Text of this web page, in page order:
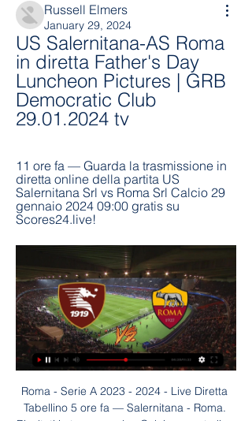
Russell Elmers
January 29, 2024
US Salernitana-AS Roma
in diretta Father's Day
Luncheon Pictures | GRB
Democratic Club
29.01.2024 tv
11 ore fa — Guarda la trasmissione in
diretta online della partita US
Salernitana Srl vs Roma Srl Calcio 29
gennaio 2024 09:00 gratis su
Scores24.live!
Roma - Serie A 2023 - 2024 - Live Diretta Tabellino 5 ore fa — Salernitana - Roma. Risultati in tempo reale · Calciomercato live Us Angri 1927, Us Pollese, Us Scafatese, V.margiotta Trentinara, Valdiano ...

KORTRIJK – Ultimo giorno di preparazione in vista dei Campionati Europei Under 20 Maschili per gli azzurrini di Monica Cresta. Domani alle ore 20, infatti, Recine e compagni faranno il proprio esordio ufficiale contro la Francia a Kortrijk. La rassegna continentale quest’anno si svolgerà dal 14 al 22 luglio in Belgio e Olanda e sarà.

Laura Forgia in lacrime durante la trasmissione di Rai 2 I fatti vostri con Giancarlo Magalli. Dopo tutte le liti con Adriana Volpe (guarda i loro scontri: VIDEO ), che Forgia ha sostituito, però stavolta il conduttore non c’entra. È il regista Michele Guardì a bacchettare i conduttori in diretta per un errore.

Virtus Francavilla-Bari: probabili formazioni delle due squadre Dopo il pari casalingo contro la Reggina, il Bari cerca di conquistare nuovamente i tre punti contro la squadra della Virtus Francavilla, in quello che si preannuncia un derby pugliese ricco di spunti. Ma il Bari deve tornare a vincere se vuole cominciare a pensare al primato, e […]

C’è così chi ha deciso di sospendere lo sciopero e altri che, invece, lo hanno proclamato. È il caso di Fisascat e Filcams con gli operai dell’indotto ex Ilva in prima linea ad incrociare le braccia, per un intero turno di lavoro. Teleregione

Scacco al re: Daniele Capecchi presenta il suo libro alla Volta dei Menchi martedì 21 agosto 21 Agosto 2018 - di Marco Tortelli Trascorso ferragosto, Barga torna ad essere città che legge con un nuovo incontro letterario proposto da “ Il Circolo “, sigla che sintetizza la collaborazione fra Unitre Barga , Cento Lumi , Circolo Acli e Tralerighe , con il patrocinio del Comune di Barga .

Pallacanestro Reggiana - via Martiri della Bettola, 47, 42123 Reggio Nell Emilia - Rated 4.6 based on 52 Reviews "Max, grandissimo e bella gestione della...

Salernitana Vs Roma: risultati in diretta, formazioni e testa Salernitana - Roma (29/01) in Italy Serie A. Ottieni l'anteprima della partita con risultati in diretta, formazioni, statistiche, testa a testa e molto ...

Segui in diretta l’esordio dell’Italia di coach Gianlorenzo Blengini in World Cup. Gli azzurri, che si presentano nel torneo con una formazione sperimentale infarcita di giovani, affrontano il Giappone padrone di casa nella prima giornata della manifestazione.

Europeo U18: l’Italia si sbarazza 82-64 della Russia e vola ai Quarti! 2017-08-02 2017-08-02 Mattia Mastrofini Troppa Italia per la Russia, gli azzurri vincono 82-64.

Oggi 4 ottobre gli alunni dell'ITI LUCARELLI e del LICEO SCIENTIFICO GALILEI di Benevento partecipano. Continua.. 4 ottobre 2019. L’ ITI Lucarelli partecipa all’EXPO-SCIENCES International Abu Dhabi. Il Milset Expo-Sciences International. Questo sito utilizza cookie per fornirti servizi in linea con le tue preferenze.

Sabato sera alle 21,45 Bulgaria e Italia si affronteranno al Vasil Levski Stadium di Sofia per le qualificazioni agli Europei 2016. I precedenti tra le due nazioni sono 17 con gli azzurri che hanno vinto 9 partite segnando un totale di 30 gol. 6 sono invece i pareggi mentre solo 2 i successi dei Bulgari.

La partita tra Slovenia e Repubblica Ceca avrà luogo il 24.01.2018, alle ore 14:00. Luogo di incontro che sembra eccitante è Varaždin Arena . L’incontro ha luogo nell’ambito delle partite di: Campionato europeo, Pallamano. La trasmissione in tv è prevista per il canale ORF Sport Plus, RTL Croatia, Sport 2, MRT 1, TV2, Sport TV5, Sport 1.

Presentato dal Centro Mediterraneo delle Arti e dal MiBact con la collaborazione di Heliconia, Giovedì 8 Marzo presso l’Auditorium Parco della Musica /Sala Petrassi, andrà in scena 50 ANNI E SONO ANCORA MIA, interpretato da Maria Letizia Gorga e scritto e diretto da Pino Ammendola. L’attrice e

Warm up | Salernitana-Roma | Serie A TIM 2023/24 - YouTube YouTube YouTube YouTube Serie A 2 giorni fa 2 giorni fa

Stasera si giocherà Inter-Juventus, alle 20:45, allo stadio Giuseppe Meazza a San Siro. È una partita della settima giornata di Serie A, una delle più attese e tradizionalmente combattute di tutto il campionato.

US Salernitana - AS Roma in diretta - Calcio 14 ago 2022 — La partita tra US Salernitana e AS Roma avrà luogo il 8/14/2022, alle ore 11:45 AM. Luogo di incontro che sembra eccitante è Stadio Arechi .

La Linea 4 prevede un percorso più breve e ferma in stazioni prettamente cittadine. Attraversa il cuore di Valencia trasversalmente e prevede la stazione più vicina al centro storico, Pont de Fusta. Infine, è utilizzata dai turisti che voglio andare lungo le spiagge.

US Salernitana - Roma: Oggi in diretta streaming e TV US Salernitana vs. Roma è un evento imminente di Calcio che avrà luogo il giorno 27 gen alle ore 17:30. Dettagli dell'evento.

bikkembergs fossombr. - olympia agnonese cesenatico chimicart - luco canistro civitanovese - santegidiese forli dilettantistica - santarcangelo miglianico - atletico trivento renato curi angolana - jesina rimini 1912 - bojano sambenedettese 2009 - real rimini teramo - recanatese venafro - atessa val di sangro. 9 gennaio 2011 ore 14.30

Forte del 2-1 conquistato in rimonta nel match d’andata giocato all’Amsterdam ArenA, in una gara in realtà dominata in lungo e in largo dall’Ajax, il Real Madrid ritrova gli olandesi nella gara di ritorno degli ottavi di finale di Champions League. In palio c’è l’accesso ai quarti di finale della competizione e, di conseguenza, all.

In linea di massima questi servizi richiedono la sottoscrizione di un abbonamento dal costo indicativo di 10 euro mensili, ma in certi casi puoi acquistare anche la visione del singolo evento, che costa davvero pochi euro.. Brescia Inter Streaming: dove vederla;

Diretta streaming Eredivisie. Ancora in corsa per la promozione in Serie A anche l’Hellas Verona di Fabio Grosso, attualmente al sesto posto con 48 punti: i gialloblù giocheranno con Benevento, Livorno e Foggia in casa, con Pescara e Cittadella in trasferta.

Nel settimo turno di campionato si affrontano nel derby del Rastrello il Siena e la Pistoiese. Bianconeri reduci dalla prima affermazione stagionale contro il Prato, arancioni dal tris inflitto alla Carrarese. PRIMO TEMPO. Siena in maglia bianconera, Pistoiese in tenuta arancione. Ha inizio l’incontro con pallone calciato dai padroni di casa

Atalanta Milan Streaming gratis e diretta tvle statistiche Calcio News calcionews24 com atalanta milan streaming gratis e diretta tv serie a 20 16 min fa Atalanta Milan Streaming gratis e diretta tvcome. Atalanta Milan In Diretta Streaming ha aggiornato la sua immagine di copertina.

Per la terza volta torna Leonardo Acori torna sulla panchina del Rimini. Avversario il Sud Tirol dell'allievo Paolo Bravo, oggi Direttore Sportivo della...

15° BENEVENTO 3,5. 15° SPEZIA 3,5. 17° SALERNITANA 2,5. 18° CITTADELLA 0. 18° COSENZA 0. 18° FROSINONE 0 *1 punto per ogni Under 21 schierato (dall'inizio o a gara in corso), o,5 punti per ogni Under 21 portato in panchina e non sceso in campo

N. 067 A2 SOLO I MIGLIORI DIVENTANO L’OFFERTA PREMIUM 30% SCONTO ® SUL RETRO DEL VOLANTINO + a soli € 4,95 Marcello Simoni IL MONASTERO DELLE OMBRE PERDUTE S L’OFFERTA LIBRO LIBRO ALAFAIR BURKE e IL PRESIDENTE È SCOMPARSO james patterson bill clinton

US Salernitana vs AS Roma Testa a testa Le squadre di calcio US Salernitana e AS Roma hanno giocato 5 partite dal 2021. Tra di loro, US Salernitana ha vinto - partite (Goal totali 5, PPG 1.0), ...

Salernitana-Roma: le probabili formazioni e dove vedere la 3 giorni fa — Salernitana-Roma: le probabili formazioni e dove vedere la partita in tv e in diretta streaming. Dubbio in porta per De Rossi con Rui ...

Domenica 6 maggio L'ultima giornata dell'edizione 2018 del Festival sarà quella di Eleonora Abbagnato che nella tarda mattinata incontrerà adulti e bambini al Teatro del Giglio e alla sera concluderà il Festival con un gala insieme al Corpo di ballo del Teatro dell'Opera di Roma.

Calcio: Salernitana Risultati in diretta, Calendario, Risultati Salernitana. 3. 0. 03.12.2023. P. Salernitana. Lazio. 2. 1. 25.11.2023. V. Mostra più incontri. Programma. ITALIASerie A. Salernitana. Roma. 29.01. 11:45.

(Dal 6 all'7 dicembre 2007). Convegno "Una sola Rivoluzione Nonviolenta Federalista Laica Liberale per Europa Medio-Oriente Mediterraneo... e oltre!", registrato …

US Salernitana - AS Roma - Tana dei Lupi - Forum | Page 1 12 ore fa — Topic: 22. Giornata: US Salernitana - AS Roma, Posts: 0, Last Post: Jan 28, 2024 - 4:41 PM hours.

Gelateria Come il Latte, Roma: su TripAdvisor trovi 2.168 recensioni imparziali su Gelateria Come il Latte, con punteggio 4,5 su 5 e al n.86 su 11.976 ristoranti a Roma.

Serie C, Avellino–Teramo 2-0. Decidono Micovschi e Karic. AVELLINO – Vittoria dell'Avellino sul Teramo, per due reti a zero. Gli irpini di Ignoffo si impongono con una rete per tempo: nella prima frazione Micovschi sblocca il risultato, Karic raddoppia nella ripresa.

Bologna-Roma streaming e dove vedere la partita in tv: i giallorossi di Fonseca sono pronti a dare ancora una volta spettacolo. La novità dell’ultima ora è che Zaniolo non sarà titolare nella partita contro il Bologna, ma lascerà spazio a Kluivert nella formazione iniziale. Una scelta

AS Roma - sito ufficiale Biglietti, squadre, calendari, shopping, foto, interviste esclusive: tutto quello che c'è da sapere sul mondo dei giallorossi.

Le gare di qualificazione delle categoria Rescue Line Under14 e Under 19, aperte agli studenti degli Istituti superiori della regione, si terranno al Palazzo delle Esposizioni di Empoli ed è in questa occasione che saranno selezionate le squadre che parteciperanno alle finali nazionali e successivamente alla gara mondiale.

Pronostico Brescia - Cittadella: probabili risultati, formazioni, quote e diretta streaming. Studio completo del match Brescia - Cittadella di Serie B sotto ogni punto di vi